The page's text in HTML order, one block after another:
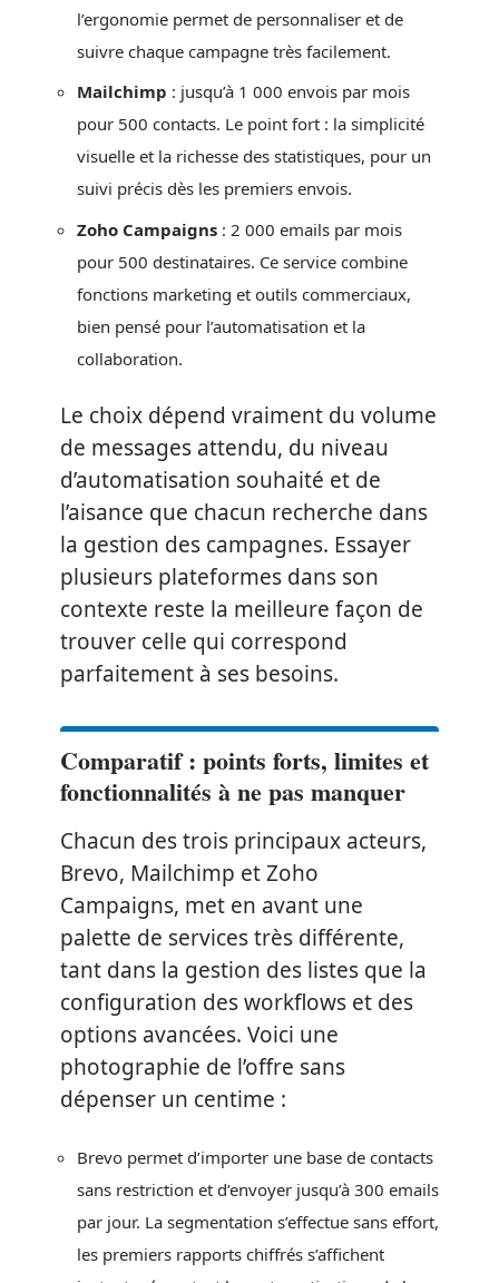
l’ergonomie permet de personnaliser et de
suivre chaque campagne très facilement.
Mailchimp : jusqu’à 1 000 envois par mois
pour 500 contacts. Le point fort : la simplicité
visuelle et la richesse des statistiques, pour un
suivi précis dès les premiers envois.
Zoho Campaigns : 2 000 emails par mois
pour 500 destinataires. Ce service combine
fonctions marketing et outils commerciaux,
bien pensé pour l’automatisation et la
collaboration.
Le choix dépend vraiment du volume
de messages attendu, du niveau
d’automatisation souhaité et de
l’aisance que chacun recherche dans
la gestion des campagnes. Essayer
plusieurs plateformes dans son
contexte reste la meilleure façon de
trouver celle qui correspond
parfaitement à ses besoins.
Comparatif : points forts, limites et
fonctionnalités à ne pas manquer
Chacun des trois principaux acteurs,
Brevo, Mailchimp et Zoho
Campaigns, met en avant une
palette de services très différente,
tant dans la gestion des listes que la
configuration des workflows et des
options avancées. Voici une
photographie de l’offre sans
dépenser un centime :
Brevo permet d’importer une base de contacts
sans restriction et d’envoyer jusqu’à 300 emails
par jour. La segmentation s’effectue sans effort,
les premiers rapports chiffrés s’affichent